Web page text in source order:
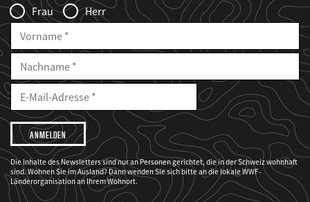
Frau
Herr
Vorname
Nachname
E-
Mailadresse
E-
Adresse
Ich
möchte,
dass
der
WWF
mich
über
seine
Projekte
informiert.
Die Inhalte des Newsletters sind nur an Personen gerichtet, die in der Schweiz wohnhaft
sind. Wohnen Sie im Ausland? Dann wenden Sie sich bitte an die lokale WWF-
Länderorganisation an Ihrem Wohnort.